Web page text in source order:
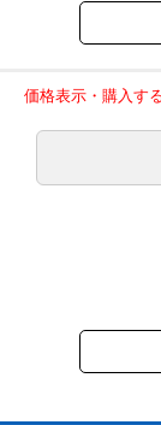
※2017年11月14日
回のご注文金額（
ご了承のほどよろ
弊社都合でお届け
のみで新たな送料
大型商品送料が必
負担頂きます。
受けます。
価格表示・購入す